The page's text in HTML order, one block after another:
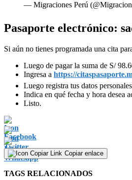
— Migraciones Perú
Pasaporte electrónico:
Si aún no tienes programada una cita
Luego de pagar la suma de S/
Ingresa a https://
Luego registra tus datos
Indica en qué fecha y hora desea
Listo.
Copiar enlace
TAGS RELACIONADOS